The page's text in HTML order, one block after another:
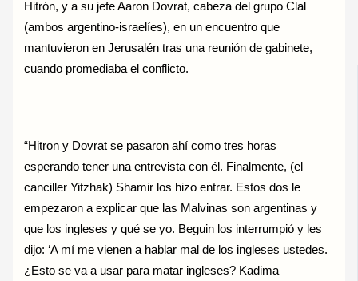
Hitrón, y a su jefe Aaron Dovrat, cabeza del grupo Clal
(ambos argentino-israelíes), en un encuentro que
mantuvieron en Jerusalén tras una reunión de gabinete,
cuando promediaba el conflicto.
“Hitron y Dovrat se pasaron ahí como tres horas
esperando tener una entrevista con él. Finalmente, (el
canciller Yitzhak) Shamir los hizo entrar. Estos dos le
empezaron a explicar que las Malvinas son argentinas y
que los ingleses y qué se yo. Beguin los interrumpió y les
dijo: ‘A mí me vienen a hablar mal de los ingleses ustedes.
¿Esto se va a usar para matar ingleses? Kadima